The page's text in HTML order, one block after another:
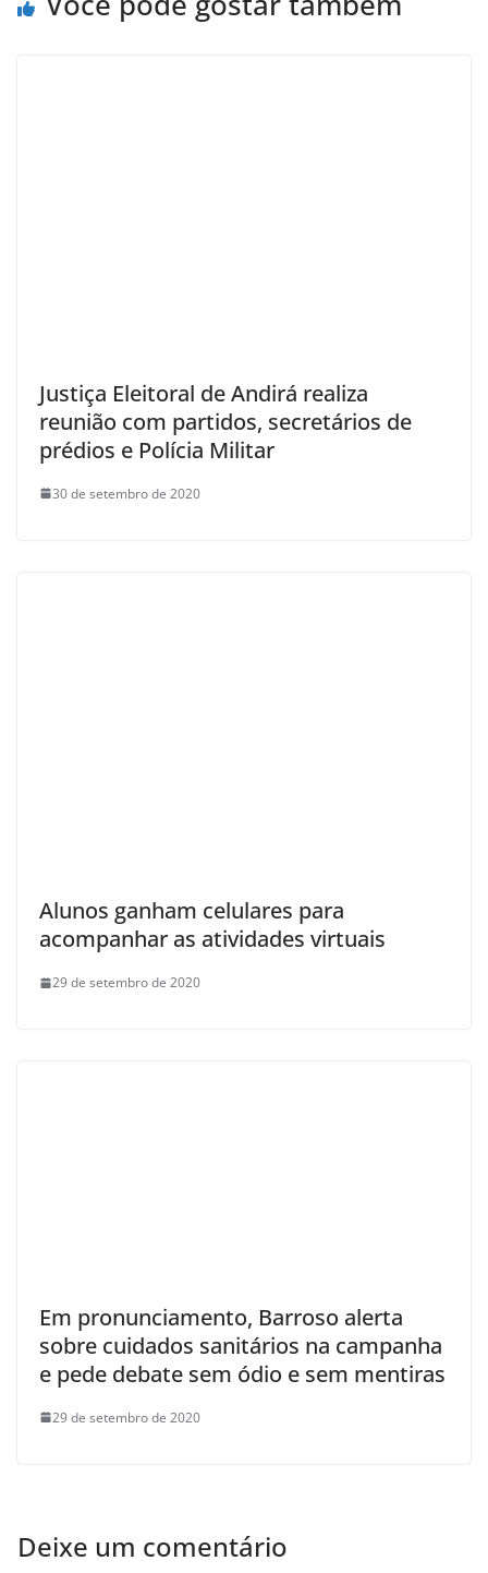
Justiça Eleitoral de Andirá realiza
reunião com partidos, secretários de
prédios e Polícia Militar
30 de setembro de 2020
Alunos ganham celulares para
acompanhar as atividades virtuais
29 de setembro de 2020
Em pronunciamento, Barroso alerta
sobre cuidados sanitários na campanha
e pede debate sem ódio e sem mentiras
29 de setembro de 2020
Deixe um comentário